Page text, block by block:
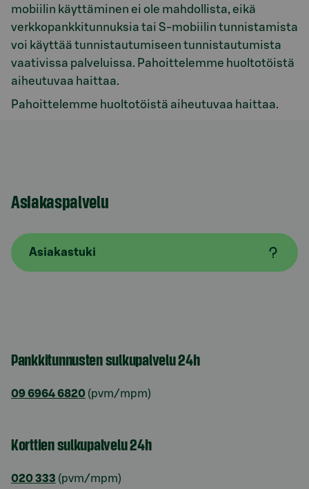
mobiilin käyttäminen ei ole mahdollista, eikä
verkkopankkitunnuksia tai S-mobiilin tunnistamista
voi käyttää tunnistautumiseen tunnistautumista
vaativissa palveluissa. Pahoittelemme huoltotöistä
aiheutuvaa haittaa.
Pahoittelemme huoltotöistä aiheutuvaa haittaa.
Asiakaspalvelu
Asiakastuki
Pankkitunnusten sulkupalvelu 24h
09 6964 6820 (pvm/mpm)
Korttien sulkupalvelu 24h
020 333 (pvm/mpm)